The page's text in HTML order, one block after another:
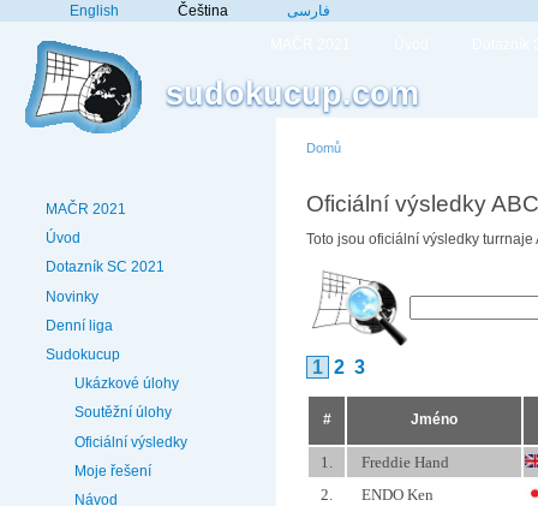
English Čeština فارسی
sudokucup.com
MAČR 2021
Úvod
Dotazník SC 2021
Novinky
Denní liga
Sudokucup
Ukázkové úlohy
Soutěžní úlohy
Oficiální výsledky
Moje řešení
Návod
Domů
Oficiální výsledky
Toto jsou oficiální výsledky
1 2 3
# Jméno
1.
Freddie Hand
2.
ENDO Ken